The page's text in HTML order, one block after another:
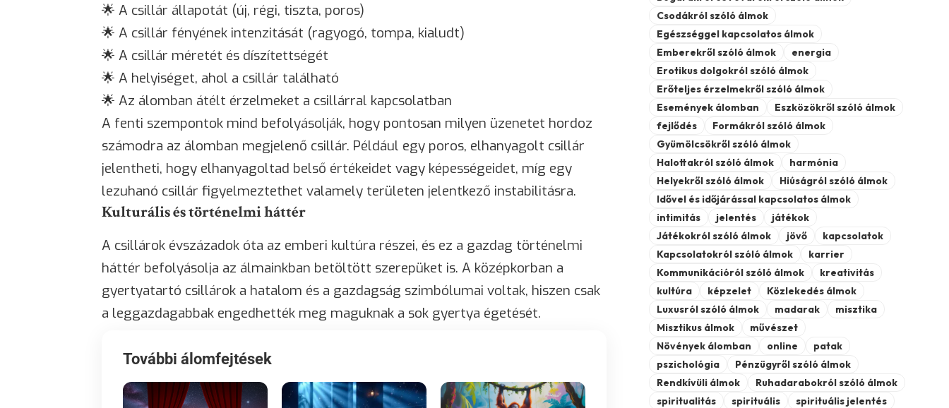
🌟 A csillár állapotát (új, régi, tiszta, poros)
🌟 A csillár fényének intenzitását (ragyogó, tompa, kialudt)
🌟 A csillár méretét és díszítettségét
🌟 A helyiséget, ahol a csillár található
🌟 Az álomban átélt érzelmeket a csillárral kapcsolatban
A fenti szempontok mind befolyásolják, hogy pontosan milyen üzenetet hordoz
számodra az álomban megjelenő csillár. Például egy poros, elhanyagolt csillár
jelentheti, hogy elhanyagoltad belső értékeidet vagy képességeidet, míg egy
lezuhanó csillár figyelmeztethet valamely területen jelentkező instabilitásra.
Kulturális és történelmi háttér
A csillárok évszázadok óta az emberi kultúra részei, és ez a gazdag történelmi
háttér befolyásolja az álmainkban betöltött szerepüket is. A középkorban a
gyertyatartó csillárok a hatalom és a gazdagság szimbólumai voltak, hiszen csak
a leggazdagabbak engedhették meg maguknak a sok gyertya égetését.
További álomfejtések
Csodákról szóló álmok
Egészséggel kapcsolatos álmok
Emberekről szóló álmok
energia
Erotikus dolgokról szóló álmok
Erőteljes érzelmekről szóló álmok
Események álomban
Eszközökről szóló álmok
fejlődés
Formákról szóló álmok
Gyümölcsökről szóló álmok
Halottakról szóló álmok
harmónia
Helyekről szóló álmok
Hiúságról szóló álmok
Idővel és időjárással kapcsolatos álmok
intimitás
jelentés
játékok
Játékokról szóló álmok
jövő
kapcsolatok
Kapcsolatokról szóló álmok
karrier
Kommunikációról szóló álmok
kreativitás
kultúra
képzelet
Közlekedés álmok
Luxusról szóló álmok
madarak
misztika
Misztikus álmok
művészet
Növények álomban
online
patak
pszichológia
Pénzügyről szóló álmok
Rendkívüli álmok
Ruhadarabokról szóló álmok
spiritualitás
spirituális
spirituális jelentés